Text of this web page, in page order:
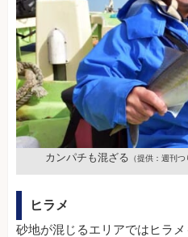
カンパチも混ざる （提供：週刊
ヒラメ
砂地が混じるエリアではヒラ